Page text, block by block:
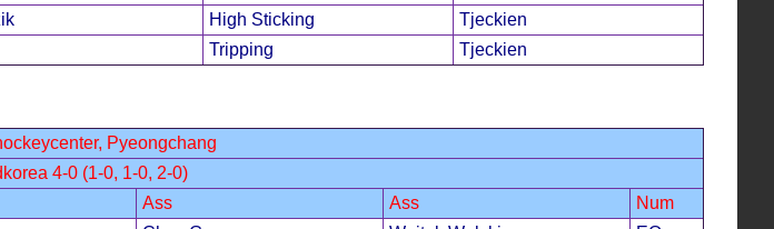
High Sticking
Tjeckien
Tripping Tjeckien
Pyeongchang
4-0 (1-0, 1-0, 2-0)
Ass Ass
Num